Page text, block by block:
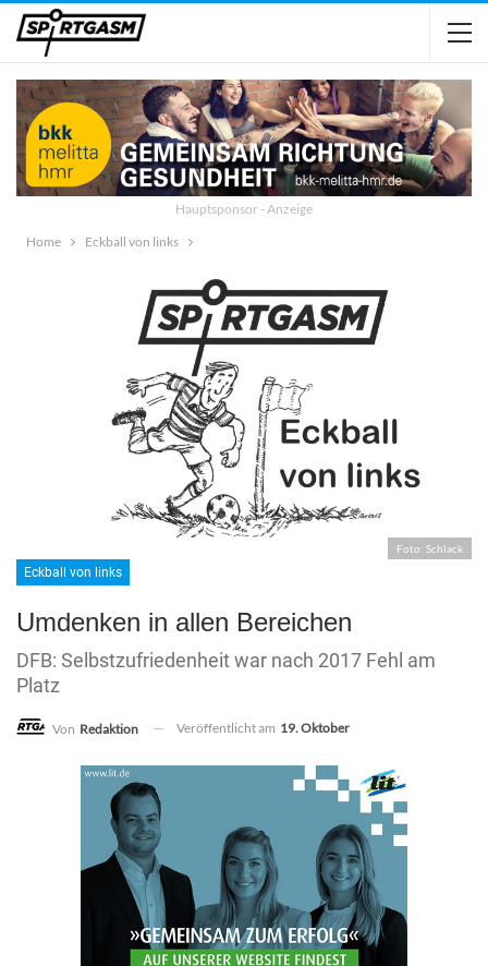
Hauptsponsor - Anzeige
Home
Eckball von links
Foto: Schlack
Eckball von links
Umdenken in allen Bereichen
DFB: Selbstzufriedenheit war nach 2017 Fehl am
Platz
Von Redaktion Veröffentlicht am 19. Oktober